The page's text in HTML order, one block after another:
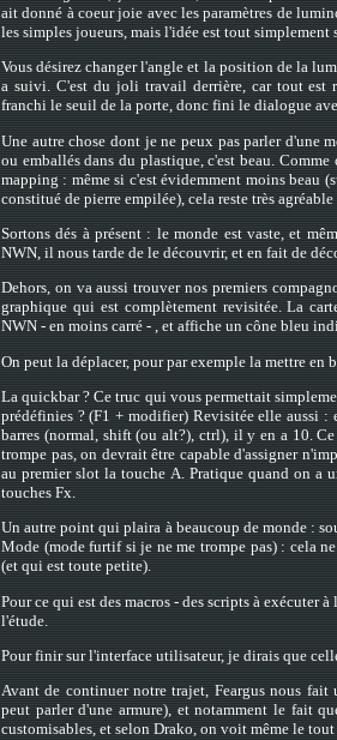
ait donné à coeur joie avec les paramètres de
les simples joueurs, mais l'idée est tout simplement
Vous désirez changer l'angle et la position de la
a suivi. C'est du joli travail derrière, car tout est
franchi le seuil de la porte, donc fini le dialogue
Une autre chose dont je ne peux pas parler d'une
ou emballés dans du plastique, c'est beau.
mapping : même si c'est évidemment moins beau
constitué de pierre empilée), cela reste très
Sortons dés à présent : le monde est vaste, et
NWN, il nous tarde de le découvrir, et en fait de
Dehors, on va aussi trouver nos premiers
graphique qui est complètement revisitée. La
NWN - en moins carré - , et affiche un cône bleu
On peut la déplacer, pour par exemple la mettre en
La quickbar ? Ce truc qui vous permettait
prédéfinies ? (F1 + modifier) Revisitée elle aussi
barres (normal, shift (ou alt?), ctrl), il y en a 10.
trompe pas, on devrait être capable d'assigner
au premier slot la touche A. Pratique quand on a
touches Fx.
Un autre point qui plaira à beaucoup de monde :
Mode (mode furtif si je ne me trompe pas) : cela
(et qui est toute petite).
Pour ce qui est des macros - des scripts à exécuter
l'étude.
Pour finir sur l'interface utilisateur, je dirais que
Avant de continuer notre trajet, Feargus nous
peut parler d'une armure), et notamment le fait
customisables, et selon Drako, on voit même le